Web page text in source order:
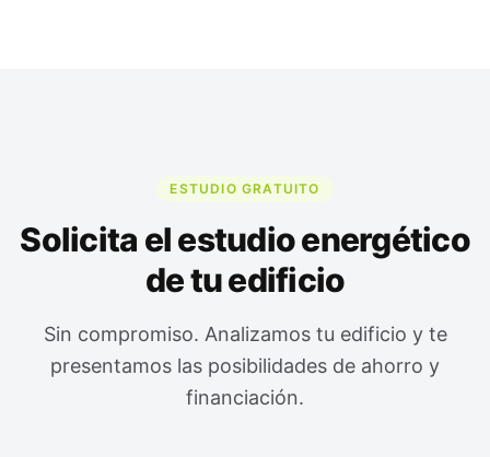
ESTUDIO GRATUITO
Solicita el estudio energético
de tu edificio
Sin compromiso. Analizamos tu edificio y te
presentamos las posibilidades de ahorro y
financiación.